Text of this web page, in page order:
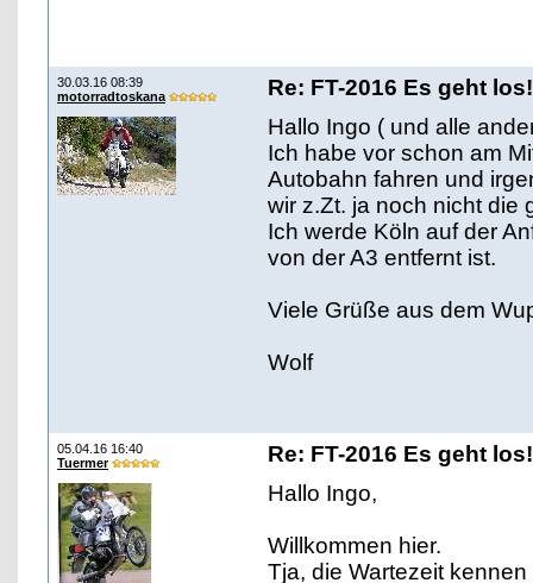
30.03.16 08:39
motorradtoskana
Re: FT-2016 Es geht los!
Hallo Ingo ( und alle
Ich habe vor schon am
Autobahn fahren und
wir z.Zt. ja noch nicht die
Ich werde Köln auf der
von der A3 entfernt ist.
Viele Grüße aus dem
Wolf
05.04.16 16:40
Tuermer
Re: FT-2016 Es geht los!
Hallo Ingo,
Willkommen hier.
Tja, die Wartezeit